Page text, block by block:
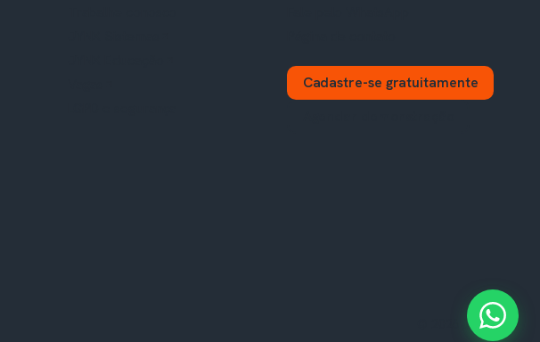
Cadastre-se gratuitamente
© 2026 JYNX